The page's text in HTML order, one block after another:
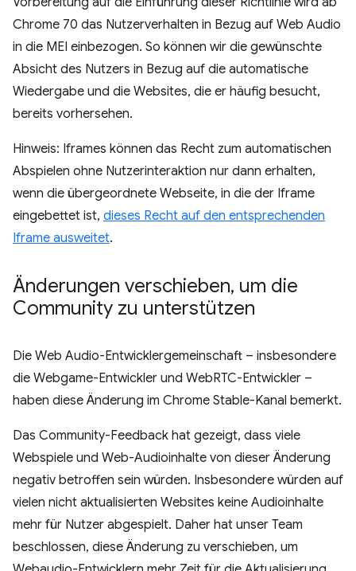
Chrome 70 das Nutzerverhalten in Bezug auf Web Audio
in die MEI einbezogen. So können wir die gewünschte
Absicht des Nutzers in Bezug auf die automatische
Wiedergabe und die Websites, die er häufig besucht,
bereits vorhersehen.
Hinweis: Iframes können das Recht zum automatischen
Abspielen ohne Nutzerinteraktion nur dann erhalten,
wenn die übergeordnete Webseite, in die der Iframe
eingebettet ist, dieses Recht auf den entsprechenden
Iframe ausweitet.
Änderungen verschieben, um die
Community zu unterstützen
Die Web Audio-Entwicklergemeinschaft – insbesondere
die Webgame-Entwickler und WebRTC-Entwickler –
haben diese Änderung im Chrome Stable-Kanal bemerkt.
Das Community-Feedback hat gezeigt, dass viele
Webspiele und Web-Audioinhalte von dieser Änderung
negativ betroffen sein würden. Insbesondere würden auf
vielen nicht aktualisierten Websites keine Audioinhalte
mehr für Nutzer abgespielt. Daher hat unser Team
beschlossen, diese Änderung zu verschieben, um